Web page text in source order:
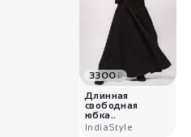
3300₽
Длинная
свободная
юбка..
IndiaStyle